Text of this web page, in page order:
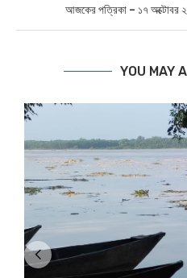
আজকের পত্রিকা – ১৭ অক্টোবর
YOU MAY